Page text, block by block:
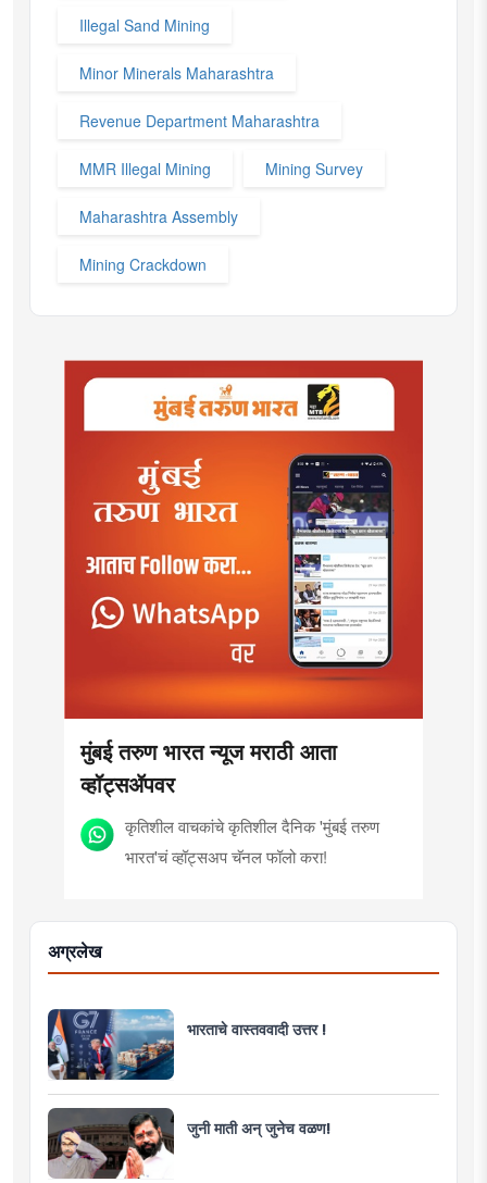
Illegal Sand Mining
Minor Minerals Maharashtra
Revenue Department Maharashtra
MMR Illegal Mining Mining Survey
Maharashtra Assembly
Mining Crackdown
मुंबई तरुण भारत न्यूज मराठी आता
व्हॉट्सॲपवर
कृतिशील वाचकांचे कृतिशील दैनिक 'मुंबई तरुण
भारत'चं व्हॉट्सअप चॅनल फॉलो करा!
अग्रलेख
भारताचे वास्तववादी उत्तर !
जुनी माती अन् जुनेच वळण!